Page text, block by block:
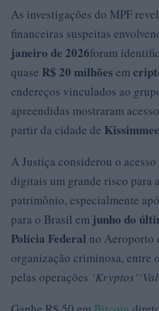
As investigações do MPF
financeiras suspeitas
janeiro de 2026foram
quase R$ 20 milhões em
endereços vinculados ao
apreendidas mostraram
partir da cidade de
A Justiça considerou o
digitais um grande risco para
patrimônio, especialmente
para o Brasil em junho do
Polícia Federal no Aeroporto
organização criminosa, entre
pelas operações ‘Kryptos’